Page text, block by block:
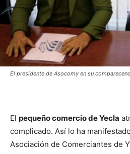
El presidente de Asocomy en su
El pequeño comercio de Yecla
complicado. Así lo ha
Asociación de Comerciantes de